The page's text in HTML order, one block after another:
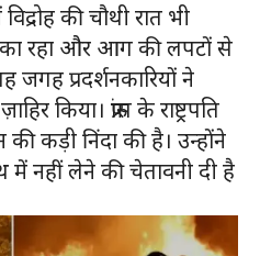
की चौथी रात भी
रहा और आग की लपटों से
जगह प्रदर्शनकारियों ने
किया। फ्रांस के राष्ट्रपति
कड़ी निंदा की है। उन्होंने
में नहीं लेने की चेतावनी दी है